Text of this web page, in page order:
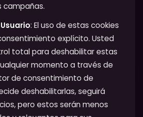
campañas.
: El uso de estas cookies
explícito. Usted
total para deshabilitar estas
momento a través de
de consentimiento de
deshabilitarlas, seguirá
pero estos serán menos